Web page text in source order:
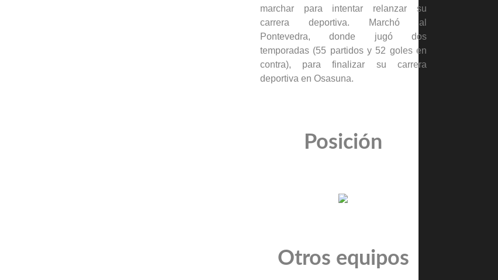
marchar para intentar relanzar su
carrera deportiva. Marchó al
Pontevedra, donde jugó dos
temporadas (55 partidos y 52 goles en
contra), para finalizar su carrera
deportiva en Osasuna.
Posición
Otros equipos